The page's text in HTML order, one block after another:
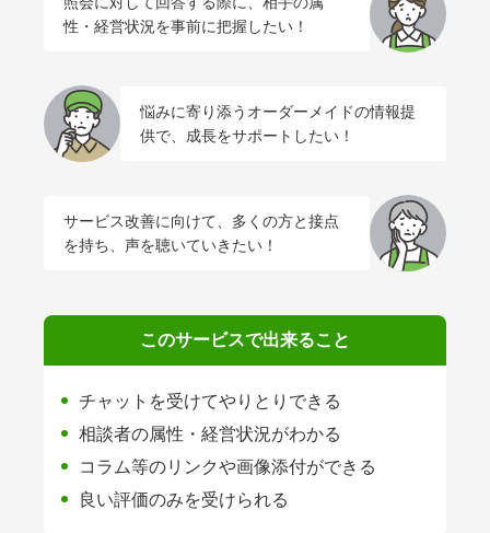
ログイン
性・経営状況を事前に把握したい！
悩みに寄り添うオーダーメイドの情報提
供で、成長をサポートしたい！
サービス改善に向けて、多くの方と接点
を持ち、声を聴いていきたい！
このサービスで出来ること
チャットを受けてやりとりできる
相談者の属性・経営状況がわかる
コラム等のリンクや画像添付ができる
良い評価のみを受けられる